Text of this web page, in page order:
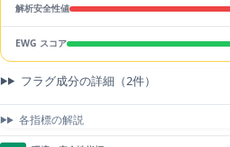
解析安全性値
EWG スコア
フラグ成分の詳細（2件）
各指標の解説